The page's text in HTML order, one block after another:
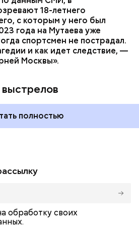
18-летнего
с которым у него был
года на Мутаева уже
спортсмен не пострадал.
и как идет следствие, —
Москвы».
полностью
обработку своих